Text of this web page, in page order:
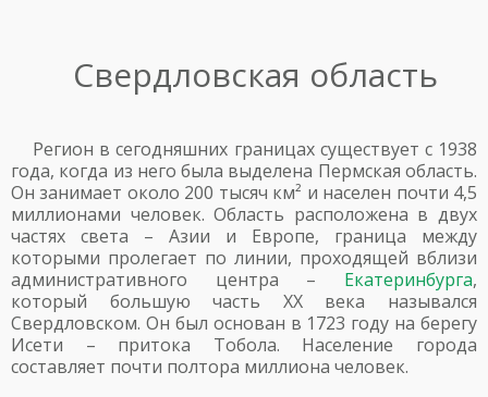
Свердловская область
Регион в сегодняшних границах существует с 1938
года, когда из него была выделена Пермская область.
Он занимает около 200 тысяч км² и населен почти 4,5
миллионами человек. Область расположена в двух
частях света – Азии и Европе, граница между
которыми пролегает по линии, проходящей вблизи
административного центра – Екатеринбурга,
который большую часть XX века назывался
Свердловском. Он был основан в 1723 году на берегу
Исети – притока Тобола. Население города
составляет почти полтора миллиона человек.